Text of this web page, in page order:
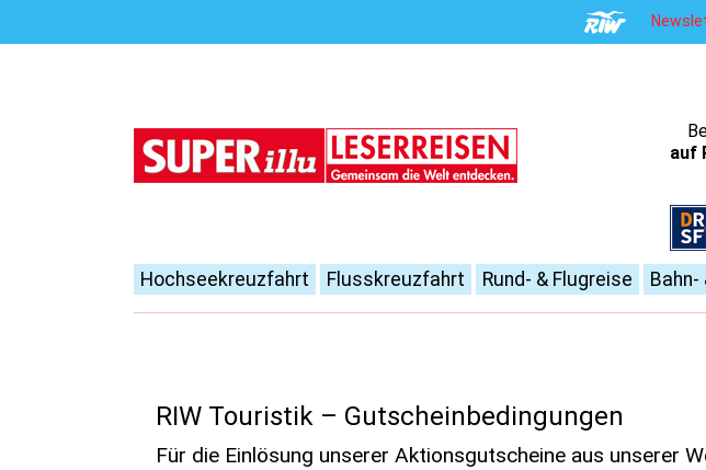
auf
Hochseekreuzfahrt Flusskreuzfahrt Rund- & Flugreise
RIW Touristik – Gutscheinbedingungen
Für die Einlösung unserer Aktionsgutscheine aus unserer